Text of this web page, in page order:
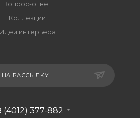
Вопрос-ответ
Коллекции
Идеи интерьера
РАССЫЛКУ
(4012) 377-882